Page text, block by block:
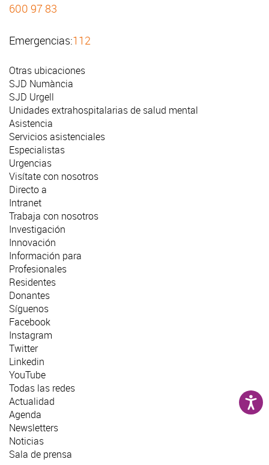
600 97 83
Emergencias:112
Otras ubicaciones
SJD Numància
SJD Urgell
Unidades extrahospitalarias de salud mental
Asistencia
Servicios asistenciales
Especialistas
Urgencias
Visítate con nosotros
Directo a
Intranet
Trabaja con nosotros
Investigación
Innovación
Información para
Profesionales
Residentes
Donantes
Síguenos
Facebook
Instagram
Twitter
Linkedin
YouTube
Todas las redes
Actualidad
Agenda
Newsletters
Noticias
Sala de prensa